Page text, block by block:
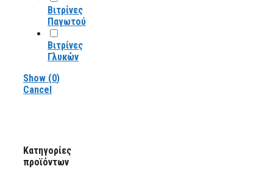
Βιτρίνες
Παγωτού
Βιτρίνες
Γλυκών
Show (0)
Cancel
Κατηγορίες
προϊόντων